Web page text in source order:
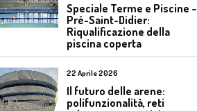
Speciale Terme e Piscine –
Pré-Saint-Didier:
Riqualificazione della
piscina coperta
22 Aprile 2026
Il futuro delle arene:
polifunzionalità, reti